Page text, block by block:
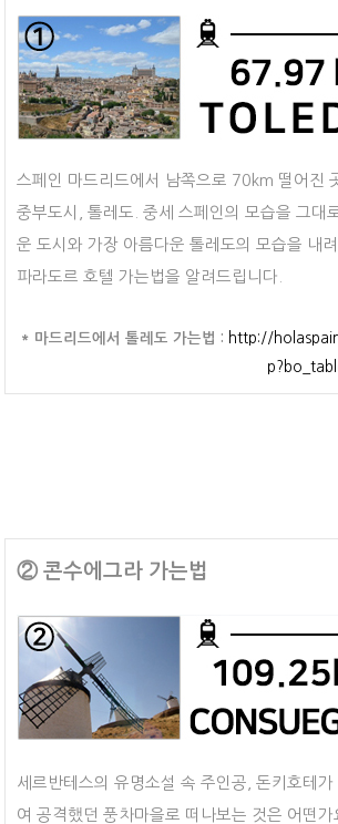
스페인 마드리드에서 남쪽으로 70km 떨어진
중부도시, 톨레도. 중세 스페인의 모습을 그대
운 도시와 가장 아름다운 톨레도의 모습을 내
파라도르 호텔 가는법을 알려드립니다.
* 마드리드에서 톨레도 가는법 : http://
② 콘수에그라 가는법
세르반테스의 유명소설 속 주인공, 돈키호테
여 공격했던 풍차마을로 떠나보는 것은 어떤